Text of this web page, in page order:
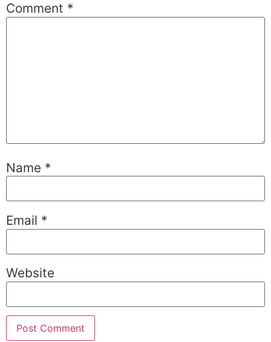
Comment *
Name *
Email *
Website